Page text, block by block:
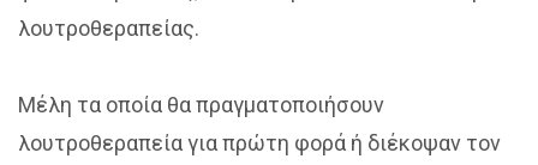
λουτροθεραπείας.
Μέλη τα οποία θα πραγματοποιήσουν
λουτροθεραπεία για πρώτη φορά ή διέκοψαν τον